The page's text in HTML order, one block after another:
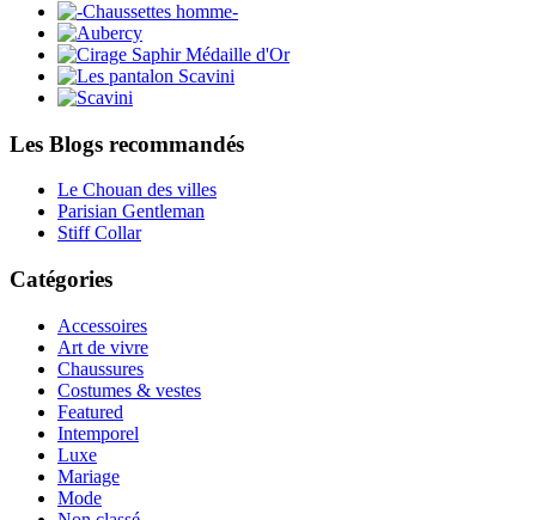
Les Blogs recommandés
Le Chouan des villes
Parisian Gentleman
Stiff Collar
Catégories
Accessoires
Art de vivre
Chaussures
Costumes & vestes
Featured
Intemporel
Luxe
Mariage
Mode